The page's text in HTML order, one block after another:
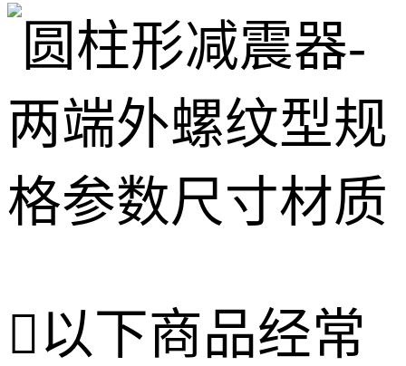
以下商品经常